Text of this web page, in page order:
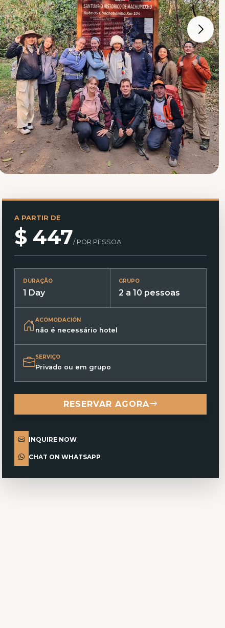
A PARTIR DE
$ 447/ POR PESSOA
DURAÇÃO
1 Day
GRUPO
2 a 10 pessoas
ACOMODACIÓN
não é necessário hotel
SERVIÇO
Privado ou em grupo
RESERVAR AGORA
INQUIRE NOW
CHAT ON WHATSAPP